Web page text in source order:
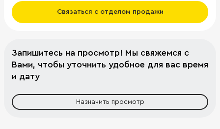
Связаться с отделом продажи
Запишитесь на просмотр! Мы свяжемся с
Вами, чтобы уточнить удобное для вас время
и дату
Назначить просмотр